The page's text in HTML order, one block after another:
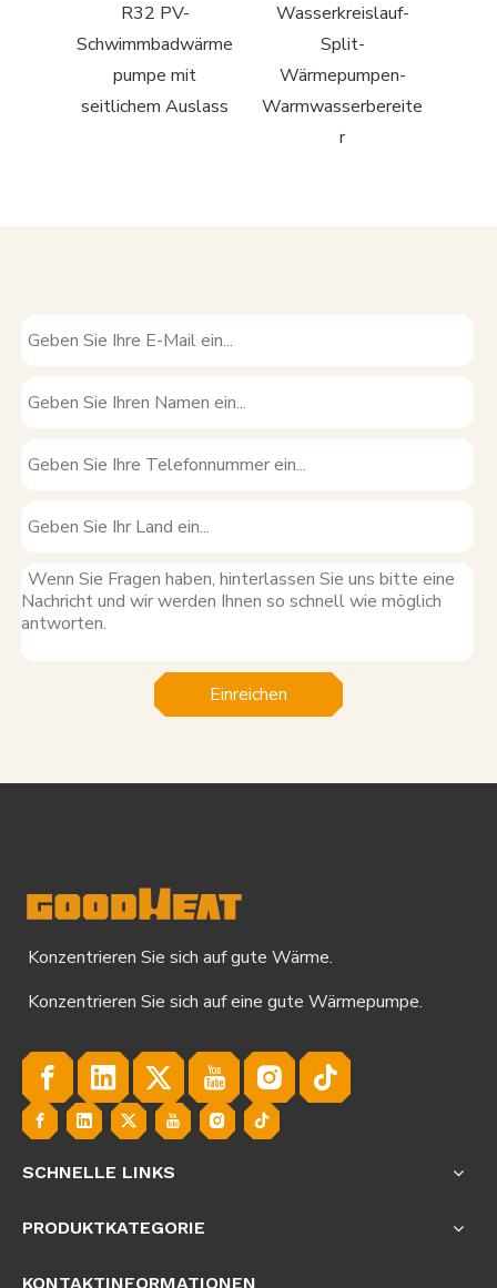
R32 PV-
Schwimmbadwärme
pumpe mit
seitlichem Auslass
Wasserkreislauf-
Split-
Wärmepumpen-
Warmwasserbereite
r
Einreichen
Konzentrieren Sie sich auf gute Wärme.
Konzentrieren Sie sich auf eine gute Wärmepumpe.
SCHNELLE LINKS
PRODUKTKATEGORIE
KONTAKTINFORMATIONEN